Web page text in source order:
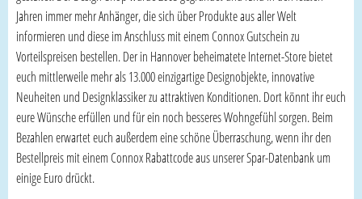
Jahren immer mehr Anhänger, die sich über Produkte aus aller Welt
informieren und diese im Anschluss mit einem Connox Gutschein zu
Vorteilspreisen bestellen. Der in Hannover beheimatete Internet-Store bietet
euch mittlerweile mehr als 13.000 einzigartige Designobjekte, innovative
Neuheiten und Designklassiker zu attraktiven Konditionen. Dort könnt ihr euch
eure Wünsche erfüllen und für ein noch besseres Wohngefühl sorgen. Beim
Bezahlen erwartet euch außerdem eine schöne Überraschung, wenn ihr den
Bestellpreis mit einem Connox Rabattcode aus unserer Spar-Datenbank um
einige Euro drückt.